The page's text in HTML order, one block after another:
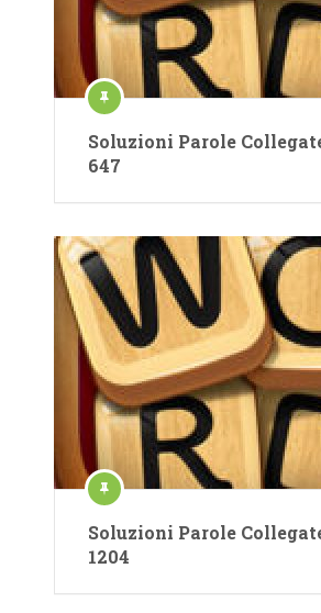
Soluzioni Parole
647
Soluzioni Parole
1204